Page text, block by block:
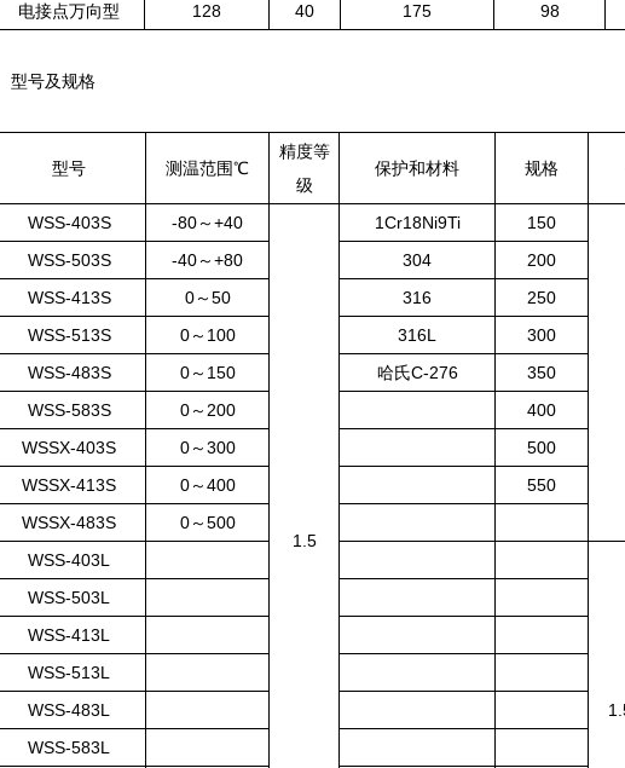
电接点万向型
128 40 175 98
型号及规格
型号 测温范围℃
精度等
级
保护和材料 规格
WSS-403S -80～+40
1.5
1Cr18Ni9Ti 150
WSS-503S -40～+80 304
200
WSS-413S
0～50 316
250
WSS-513S
0～100 316L
300
WSS-483S
0～150 哈氏C-276
350
WSS-583S
0～200
400
WSSX-403S
0～300
500
WSSX-413S
0～400
550
WSSX-483S
0～500
WSS-403L
WSS-503L
WSS-413L
WSS-513L
WSS-483L
WSS-583L